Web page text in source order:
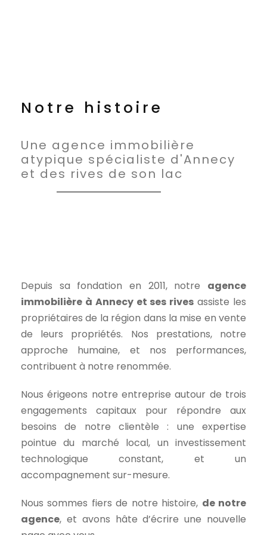
Notre histoire
Une agence immobilière
atypique spécialiste d'Annecy
et des rives de son lac
Depuis sa fondation en 2011, notre agence
immobilière à Annecy et ses rives assiste les
propriétaires de la région dans la mise en vente
de leurs propriétés. Nos prestations, notre
approche humaine, et nos performances,
contribuent à notre renommée.
Nous érigeons notre entreprise autour de trois
engagements capitaux pour répondre aux
besoins de notre clientèle : une expertise
pointue du marché local, un investissement
technologique constant, et un
accompagnement sur-mesure.
Nous sommes fiers de notre histoire, de notre
agence, et avons hâte d’écrire une nouvelle